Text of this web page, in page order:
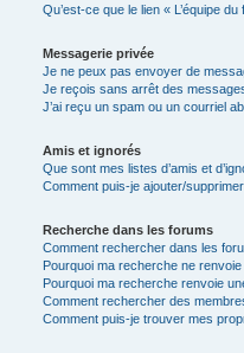
Qu’est-ce que le lien « L’équipe du
Messagerie privée
Je ne peux pas envoyer de
Je reçois sans arrêt des
J’ai reçu un spam ou un courriel
Amis et ignorés
Que sont mes listes d’amis et
Comment puis-je ajouter/
Recherche dans les forums
Comment rechercher dans les
Pourquoi ma recherche ne
Pourquoi ma recherche renvoie
Comment rechercher des
Comment puis-je trouver mes